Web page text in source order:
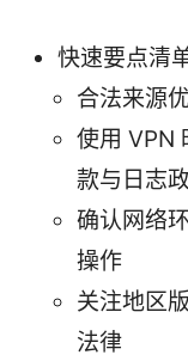
快速要点清
合法来源
使用 VPN
款与日志
确认网络
操作
关注地区
法律